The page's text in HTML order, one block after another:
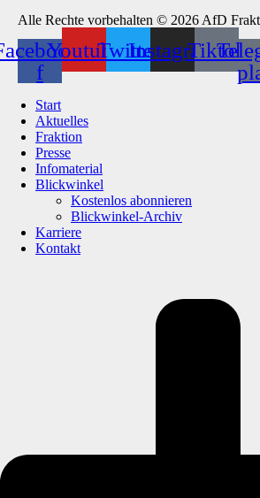
Alle Rechte vorbehalten © 2026 AfD
f
YoutubeTwitterInstagramTiktok
Start
Aktuelles
Fraktion
Presse
Infomaterial
Blickwinkel
Kostenlos abonnieren
Blickwinkel-Archiv
Karriere
Kontakt